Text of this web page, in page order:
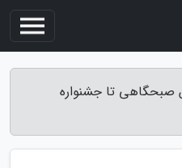
صبحگاهی تا جشنواره